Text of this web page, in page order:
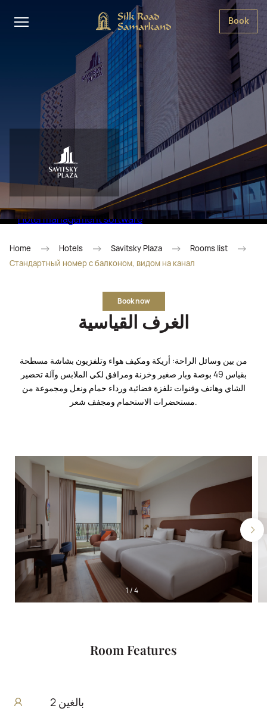
Book
Hotel management software
Home Hotels Savitsky Plaza
Rooms list
Стандартный номер с балконом, видом на канал
Book now
الغرف القياسية
من بين وسائل الراحة: أريكة ومكيف هواء وتلفزيون بشاشة مسطحة
بقياس 49 بوصة وبار صغير وخزنة ومرافق لكي الملابس وآلة تحضير
الشاي وهاتف وقنوات تلفزة فضائية ورداء حمام ونعل ومجموعة من
مستحضرات الاستحمام ومجفف شعر.
1/4
Room Features
2 بالغين